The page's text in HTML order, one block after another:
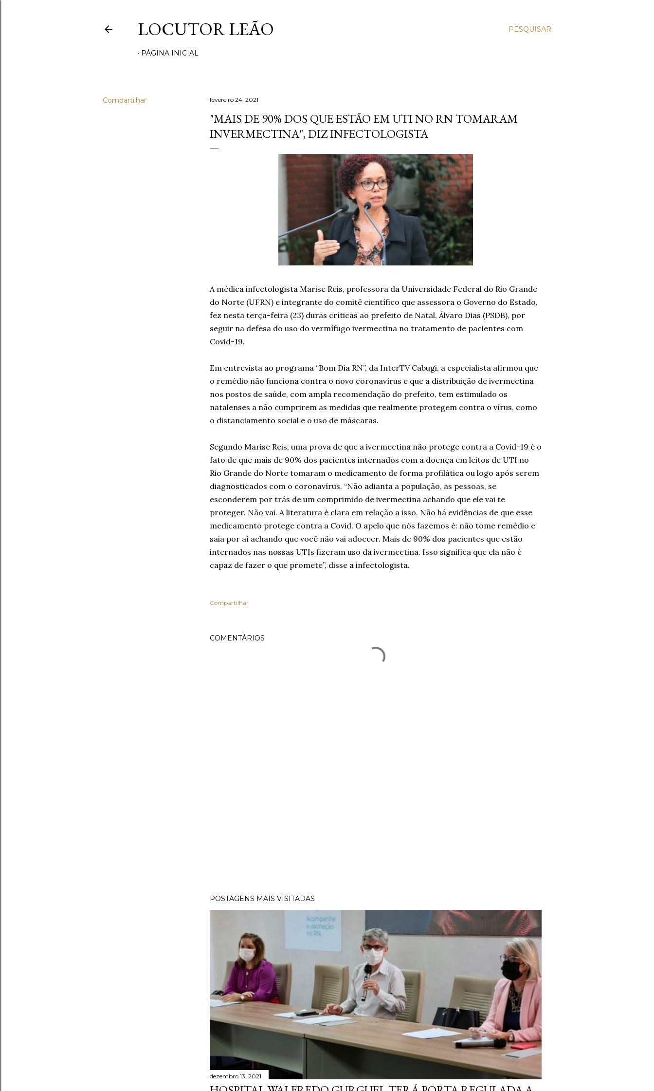
PESQUISAR
LOCUTOR LEÃO
PÁGINA INICIAL
Compartilhar fevereiro 24, 2021
"MAIS DE 90% DOS QUE ESTÃO EM UTI NO RN TOMARAM
INVERMECTINA", DIZ INFECTOLOGISTA
A médica infectologista Marise Reis, professora da Universidade Federal do Rio Grande
do Norte (UFRN) e integrante do comitê científico que assessora o Governo do Estado,
fez nesta terça-feira (23) duras críticas ao prefeito de Natal, Álvaro Dias (PSDB), por
seguir na defesa do uso do vermífugo ivermectina no tratamento de pacientes com
Covid-19.
Em entrevista ao programa “Bom Dia RN”, da InterTV Cabugi, a especialista afirmou que
o remédio não funciona contra o novo coronavírus e que a distribuição de ivermectina
nos postos de saúde, com ampla recomendação do prefeito, tem estimulado os
natalenses a não cumprirem as medidas que realmente protegem contra o vírus, como
o distanciamento social e o uso de máscaras.
Segundo Marise Reis, uma prova de que a ivermectina não protege contra a Covid-19 é o
fato de que mais de 90% dos pacientes internados com a doença em leitos de UTI no
Rio Grande do Norte tomaram o medicamento de forma profilática ou logo após serem
diagnosticados com o coronavírus. “Não adianta a população, as pessoas, se
esconderem por trás de um comprimido de ivermectina achando que ele vai te
proteger. Não vai. A literatura é clara em relação a isso. Não há evidências de que esse
medicamento protege contra a Covid. O apelo que nós fazemos é: não tome remédio e
saia por aí achando que você não vai adoecer. Mais de 90% dos pacientes que estão
internados nas nossas UTIs fizeram uso da ivermectina. Isso significa que ela não é
capaz de fazer o que promete”, disse a infectologista.
Compartilhar
COMENTÁRIOS
POSTAGENS MAIS VISITADAS
dezembro 13, 2021